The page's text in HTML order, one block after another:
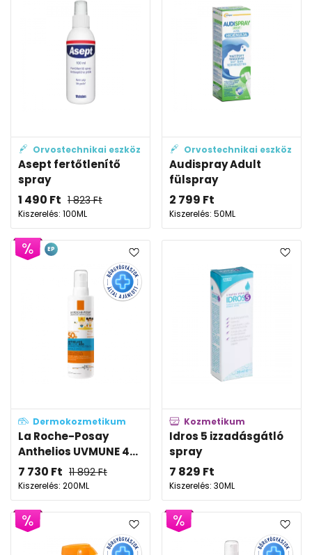
Orvostechnikai eszköz
Asept fertőtlenítő
spray
1 490 Ft 1 823Ft
Kiszerelés: 100ML
Orvostechnikai eszköz
Audispray Adult
fülspray
2 799 Ft
Kiszerelés: 50ML
Dermokozmetikum
La Roche-Posay
Anthelios UVMUNE 4...
7 730 Ft 11 892Ft
Kiszerelés: 200ML
EP
Kozmetikum
Idros 5 izzadásgátló
spray
7 829 Ft
Kiszerelés: 30ML